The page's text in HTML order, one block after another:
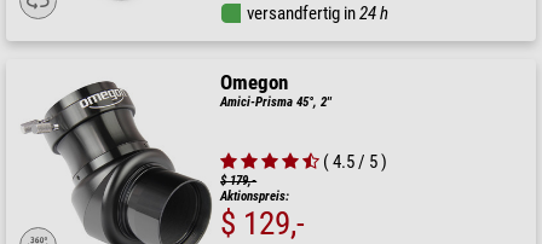
versandfertig in24 h
Omegon
Amici-Prisma 45°, 2''
( 4.5 / 5 )
$ 179,-
Aktionspreis:
$ 129,-